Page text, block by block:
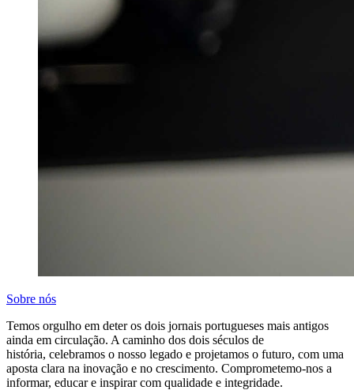
Sobre nós
Temos orgulho em deter os dois jornais portugueses mais antigos
ainda em circulação. A caminho dos dois séculos de
história, celebramos o nosso legado e projetamos o futuro, com uma
aposta clara na inovação e no crescimento. Comprometemo-nos a
informar, educar e inspirar com qualidade e integridade.